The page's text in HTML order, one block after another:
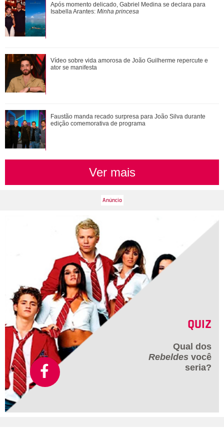
Em parceria com Sandy, Laura Pausini lança versão em
português de Quando Chove
Após rumores, Alice Carvalho evita definir relação com
Anitta e explica por que protege a ...
Após momento delicado, Gabriel Medina se declara para
Isabella Arantes: Minha princesa
Vídeo sobre vida amorosa de João Guilherme repercute e
ator se manifesta
Faustão manda recado surpresa para João Silva durante
edição comemorativa de programa
Ver mais
QUIZ
Qual dos
Rebeldes você
seria?